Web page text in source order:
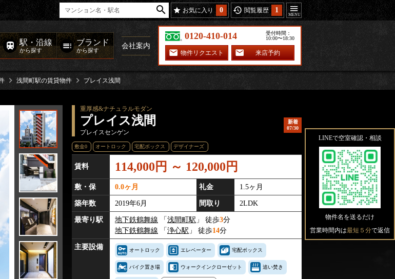
お気に入り 0 閲覧履歴 1
駅・沿線
から探す
ブランド
から探す
会社案内
0120-410-014
受付時間：
10:00〜18:30
物件リクエスト 来店予約
浅間町駅の賃貸物件 プレイス浅間
重厚感&ナチュラルモダン
プレイス浅間
プレイスセンゲン
新着
07/30
敷金0 オートロック 宅配ボックス デザイナーズ
賃料 114,000円 ～ 120,000円
敷・保 0.0ヶ月 礼金 1.5ヶ月
築年数 2019年6月 間取り 2LDK
最寄り駅 地下鉄鶴舞線 「 浅間町駅 」 徒歩3分
地下鉄鶴舞線 「 浄心駅 」 徒歩14分
主要設備 オートロック エレベーター 宅配ボックス
バイク置き場 ウォークインクローゼット 追い焚き
LINEで空室確認・相談
物件名を送るだけ
営業時間内は最短５分で返信